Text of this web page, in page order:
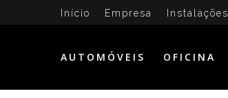
Início Empresa Instalações
AUTOMÓVEIS OFICINA